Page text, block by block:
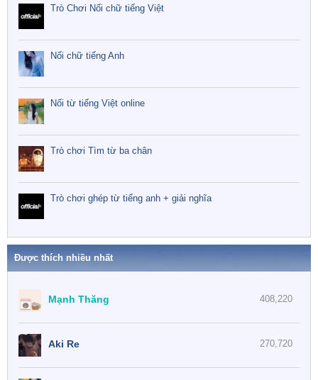
Trò Chơi Nối chữ tiếng Việt
Nối chữ tiếng Anh
Nối từ tiếng Việt online
Trò chơi Tìm từ ba chân
Trò chơi ghép từ tiếng anh + giải nghĩa
Được thích nhiều nhất
408,220
Mạnh Thăng
270,720
Aki Re